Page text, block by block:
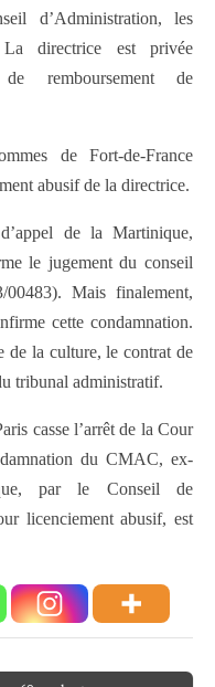
d’Administration, les
directrice est privée
remboursement de
de Fort-de-France
abusif de la directrice.
de la Martinique,
le jugement du conseil
Mais finalement,
cette condamnation.
de la culture, le contrat de
tribunal administratif.
casse l’arrêt de la Cour
du CMAC, ex-
par le Conseil de
licenciement abusif, est